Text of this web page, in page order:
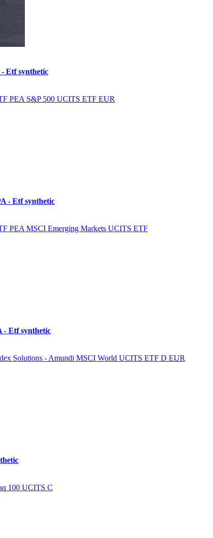
- Etf synthetic
PEA S&P 500 UCITS ETF EUR
- Etf synthetic
PEA MSCI Emerging Markets UCITS ETF
- Etf synthetic
Solutions - Amundi MSCI World UCITS ETF D EUR
100 UCITS C